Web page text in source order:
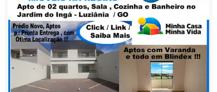
OPORTUNIDADE … Apto de 02 quartos, Térreo , Entrega Imediata
no Programa Minha Casa minha Vida , Jd. do Ingá -Luziânia / GO .
Financiamento com Parcelas que cabem no seu bolso , apto de 02
quartos , entrada facilitada , Próximo a BR 040 , em arejado , todo